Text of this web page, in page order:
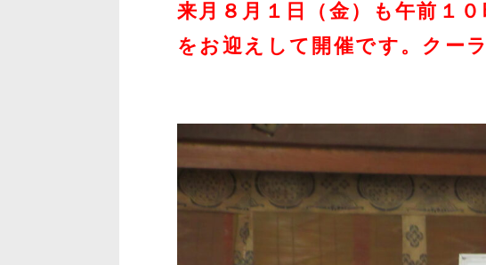
来月８月１日（金）も午前１
をお迎えして開催です。クー